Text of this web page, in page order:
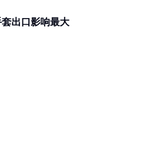
券: 橡胶手套出口影响最大